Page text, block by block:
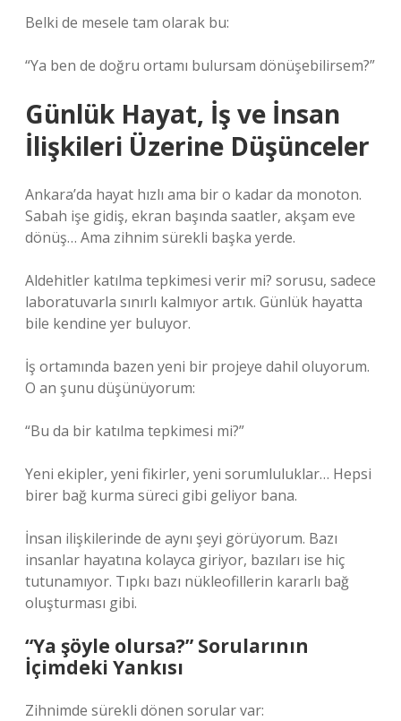
Belki de mesele tam olarak bu:
“Ya ben de doğru ortamı bulursam dönüşebilirsem?”
Günlük Hayat, İş ve İnsan
İlişkileri Üzerine Düşünceler
Ankara’da hayat hızlı ama bir o kadar da monoton.
Sabah işe gidiş, ekran başında saatler, akşam eve
dönüş… Ama zihnim sürekli başka yerde.
Aldehitler katılma tepkimesi verir mi? sorusu, sadece
laboratuvarla sınırlı kalmıyor artık. Günlük hayatta
bile kendine yer buluyor.
İş ortamında bazen yeni bir projeye dahil oluyorum.
O an şunu düşünüyorum:
“Bu da bir katılma tepkimesi mi?”
Yeni ekipler, yeni fikirler, yeni sorumluluklar… Hepsi
birer bağ kurma süreci gibi geliyor bana.
İnsan ilişkilerinde de aynı şeyi görüyorum. Bazı
insanlar hayatına kolayca giriyor, bazıları ise hiç
tutunamıyor. Tıpkı bazı nükleofillerin kararlı bağ
oluşturması gibi.
“Ya şöyle olursa?” Sorularının
İçimdeki Yankısı
Zihnimde sürekli dönen sorular var: